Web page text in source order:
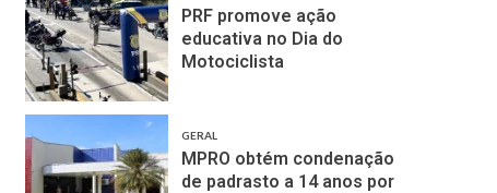
PRF promove ação
educativa no Dia do
Motociclista
GERAL
MPRO obtém condenação
de padrasto a 14 anos por